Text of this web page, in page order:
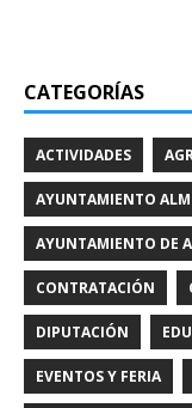
CATEGORÍAS
ACTIVIDADES
AYUNTAMIENTO
AYUNTAMIENTO DE
CONTRATACIÓN
DIPUTACIÓN
EVENTOS Y FERIA